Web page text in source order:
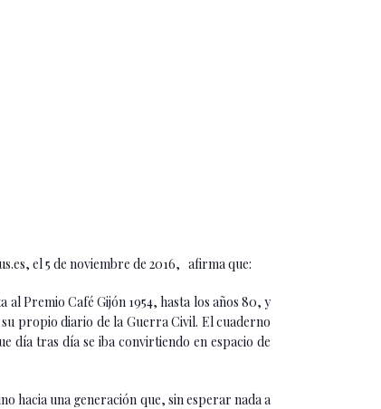
el 5 de noviembre de 2016, afirma que:
Premio Café Gijón 1954, hasta los años 80, y
propio diario de la Guerra Civil. El cuaderno
día tras día se iba convirtiendo en espacio de
hacia una generación que, sin esperar nada a